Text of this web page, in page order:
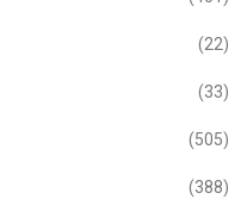
(22)
(33)
(505)
(388)